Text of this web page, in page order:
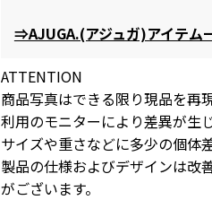
⇒AJUGA.(アジュガ)アイテム
ATTENTION
商品写真はできる限り現品を再
利用のモニターにより差異が生じ
サイズや重さなどに多少の個体
製品の仕様およびデザインは改
がございます。